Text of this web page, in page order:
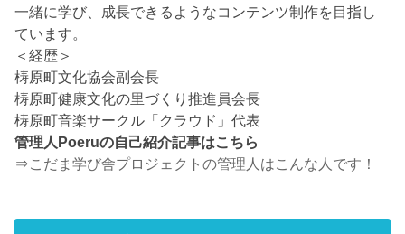
一緒に学び、成長できるようなコンテンツ制作を目指し
ています。
＜経歴＞
梼原町文化協会副会長
梼原町健康文化の里づくり推進員会長
梼原町音楽サークル「クラウド」代表
管理人Poeruの自己紹介記事はこちら
⇒こだま学び舎プロジェクトの管理人はこんな人です！